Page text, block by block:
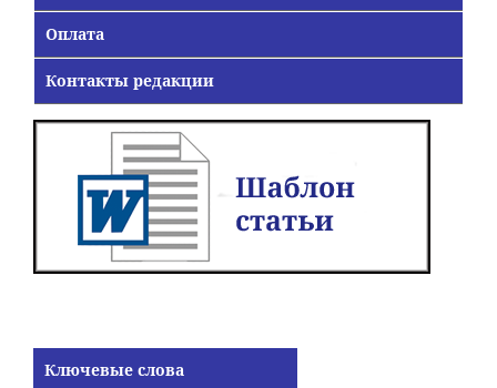
Оплата
Контакты редакции
Ключевые слова